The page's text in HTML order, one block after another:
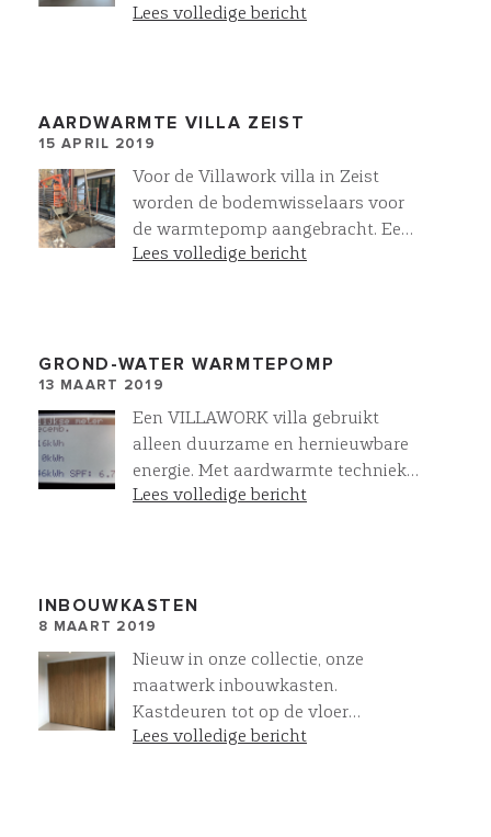
woon-eetkeuken met onze
Lees volledige bericht
AARDWARMTE VILLA ZEIST
15 APRIL 2019
Voor de Villawork villa in Zeist
worden de bodemwisselaars voor
de warmtepomp aangebracht. Een
all-electric villa waarbij met
Lees volledige bericht
GROND-WATER WARMTEPOMP
13 MAART 2019
Een VILLAWORK villa gebruikt
alleen duurzame en hernieuwbare
energie. Met aardwarmte techniek
wordt warmte en koude onttrokken
energie waarna het wordt ingezet
voor WARM WATER en
VERWARMING Met de verticale
bodemwisselaars wordt uw villa
PASSIEF GEKOELT. Dit resulteert in
combinatie met onze klimaatvloer
Lees volledige bericht
INBOUWKASTEN
8 MAART 2019
Nieuw in onze collectie, onze
maatwerk inbouwkasten.
Kastdeuren tot op de vloer
doorlopend, exact op maat tot
Lees volledige bericht